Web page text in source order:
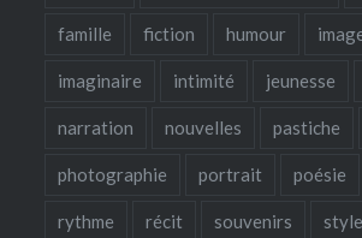
famille fiction humour
imaginaire intimité jeunesse
narration nouvelles pastiche
photographie portrait poésie
rythme récit souvenirs style